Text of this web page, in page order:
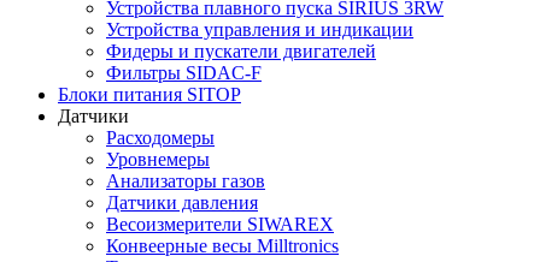
Устройства плавного пуска SIRIUS 3RW
Устройства управления и индикации
Фидеры и пускатели двигателей
Фильтры SIDAC-F
Блоки питания SITOP
Датчики
Расходомеры
Уровнемеры
Анализаторы газов
Датчики давления
Весоизмерители SIWAREX
Конвеерные весы Milltronics